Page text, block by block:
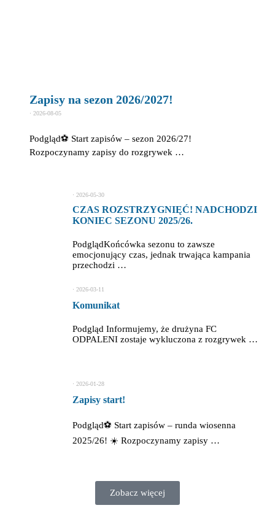
Zapisy na sezon 2026/2027!
⋅ 2026-08-05
Podgląd⚽ Start zapisów – sezon 2026/27!
Rozpoczynamy zapisy do rozgrywek …
CZAS ROZSTRZYGNIĘĆ! NADCHODZI
KONIEC SEZONU 2025/26.
⋅ 2026-05-30
PodglądKońcówka sezonu to zawsze
emocjonujący czas, jednak trwająca kampania
przechodzi …
Komunikat
⋅ 2026-03-11
Podgląd Informujemy, że drużyna FC
ODPALENI zostaje wykluczona z rozgrywek …
Zapisy start!
⋅ 2026-01-28
Podgląd⚽ Start zapisów – runda wiosenna
2025/26! ☀️ Rozpoczynamy zapisy …
Zobacz więcej